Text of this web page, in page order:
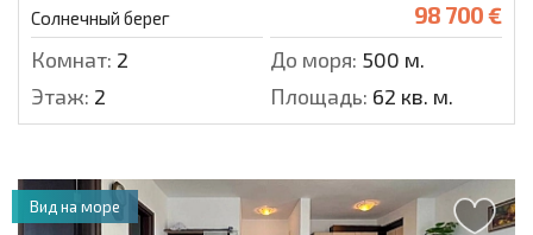
Солнечный берег 98 700 €
Комнат: 2 До моря: 500 м.
Этаж: 2 Площадь: 62 кв. м.
Вид на море